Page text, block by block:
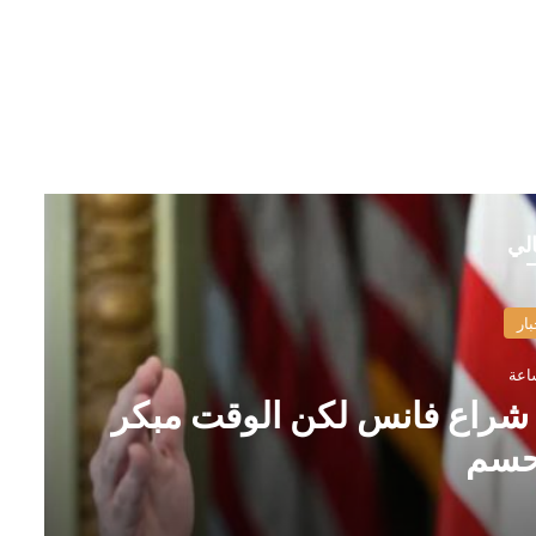
شراع فانس لكن الوقت مبكر